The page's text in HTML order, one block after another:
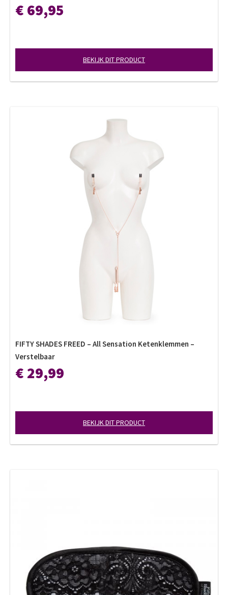
€ 69,95
BEKIJK DIT PRODUCT
FIFTY SHADES FREED – All Sensation Ketenklemmen –
Verstelbaar
€ 29,99
BEKIJK DIT PRODUCT